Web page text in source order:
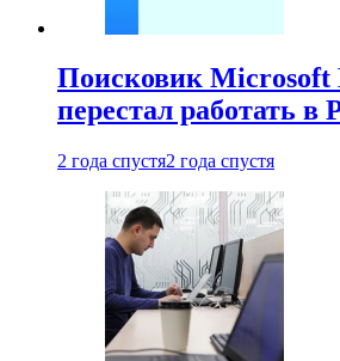
Поисковик Microsoft
перестал работать в
2 года спустя2 года спустя